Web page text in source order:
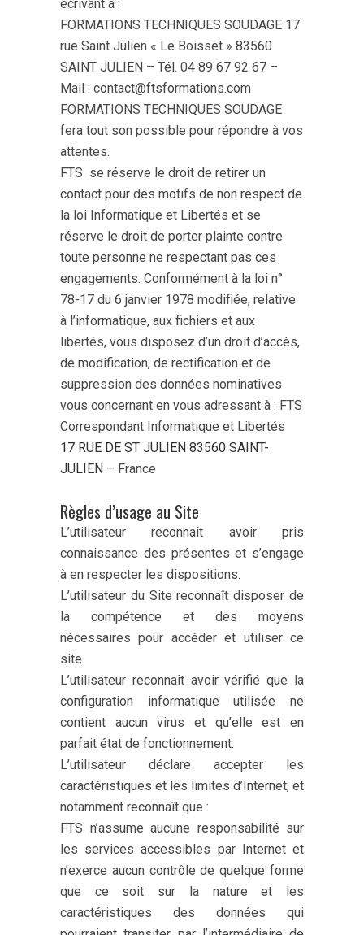
écrivant à :
FORMATIONS TECHNIQUES SOUDAGE 17
rue Saint Julien « Le Boisset » 83560
SAINT JULIEN – Tél. 04 89 67 92 67 –
Mail : contact@ftsformations.com
FORMATIONS TECHNIQUES SOUDAGE
fera tout son possible pour répondre à vos
attentes.
FTS se réserve le droit de retirer un
contact pour des motifs de non respect de
la loi Informatique et Libertés et se
réserve le droit de porter plainte contre
toute personne ne respectant pas ces
engagements. Conformément à la loi n°
78-17 du 6 janvier 1978 modifiée, relative
à l’informatique, aux fichiers et aux
libertés, vous disposez d’un droit d’accès,
de modification, de rectification et de
suppression des données nominatives
vous concernant en vous adressant à : FTS
Correspondant Informatique et Libertés
17 RUE DE ST JULIEN 83560 SAINT-
JULIEN – France
Règles d’usage au Site
L’utilisateur reconnaît avoir pris
connaissance des présentes et s’engage
à en respecter les dispositions.
L’utilisateur du Site reconnaît disposer de
la compétence et des moyens
nécessaires pour accéder et utiliser ce
site.
L’utilisateur reconnaît avoir vérifié que la
configuration informatique utilisée ne
contient aucun virus et qu’elle est en
parfait état de fonctionnement.
L’utilisateur déclare accepter les
caractéristiques et les limites d’Internet, et
notamment reconnaît que :
FTS n’assume aucune responsabilité sur
les services accessibles par Internet et
n’exerce aucun contrôle de quelque forme
que ce soit sur la nature et les
caractéristiques des données qui